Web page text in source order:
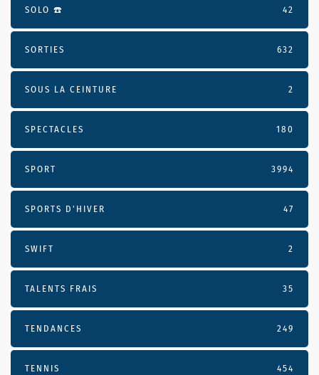
SOLO ☎️ 42
SORTIES 632
SOUS LA CEINTURE 2
SPECTACLES 180
SPORT 3994
SPORTS D'HIVER 47
SWIFT 2
TALENTS FRAIS 35
TENDANCES 249
TENNIS 454